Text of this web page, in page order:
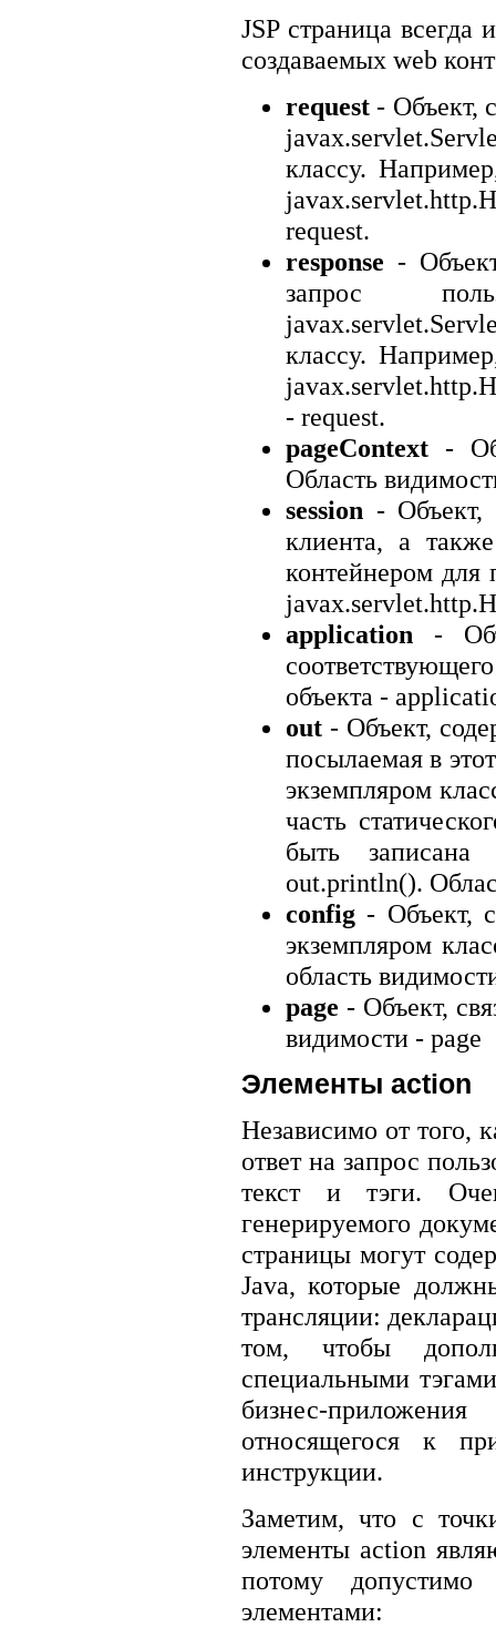
JSP страница всегда
создаваемых web
request - Объект,
классу.
request.
response -
запрос
классу.
- request.
pageContext -
Область
session - Объект,
клиента, а
контейнером для
application -
объекта -
out - Объект,
посылаемая в
экземпляром
часть
быть записана
out.println().
config - Объект,
экземпляром
область
page - Объект,
видимости - page
Элементы action
Независимо от того,
ответ на запрос
текст и тэги.
генерируемого
страницы могут
Java, которые
трансляции:
том, чтобы
специальными
бизнес-
относящегося к
инструкции.
Заметим, что с
элементы action
потому
элементами: